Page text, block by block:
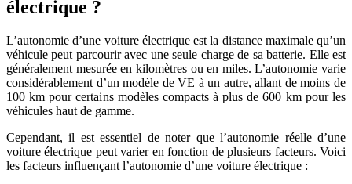
électrique ?
L’autonomie d’une voiture électrique est la distance maximale qu’un
véhicule peut parcourir avec une seule charge de sa batterie. Elle est
généralement mesurée en kilomètres ou en miles. L’autonomie varie
considérablement d’un modèle de VE à un autre, allant de moins de
100 km pour certains modèles compacts à plus de 600 km pour les
véhicules haut de gamme.
Cependant, il est essentiel de noter que l’autonomie réelle d’une
voiture électrique peut varier en fonction de plusieurs facteurs. Voici
les facteurs influençant l’autonomie d’une voiture électrique :